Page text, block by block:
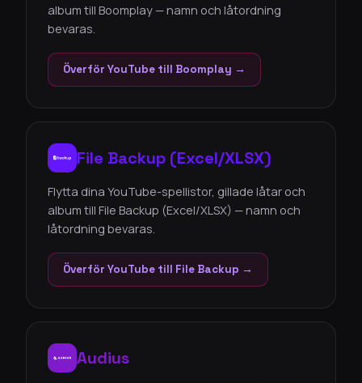
album till Boomplay — namn och låtordning
bevaras.
Överför YouTube till Boomplay →
File Backup (Excel/XLSX)
Flytta dina YouTube-spellistor, gillade låtar och
album till File Backup (Excel/XLSX) — namn och
låtordning bevaras.
Överför YouTube till File Backup →
Audius